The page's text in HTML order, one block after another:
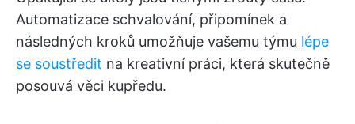
Automatizace schvalování, připomínek a
následných kroků umožňuje vašemu týmu lépe
se soustředit na kreativní práci, která skutečně
posouvá věci kupředu.